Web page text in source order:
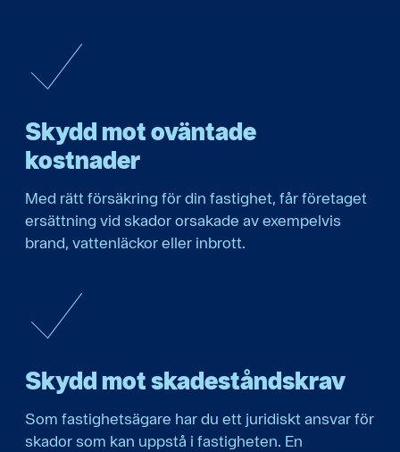
Skydd mot oväntade
kostnader
Med rätt försäkring för din fastighet, får företaget
ersättning vid skador orsakade av exempelvis
brand, vattenläckor eller inbrott.
Skydd mot skadeståndskrav
Som fastighetsägare har du ett juridiskt ansvar för
skador som kan uppstå i fastigheten. En